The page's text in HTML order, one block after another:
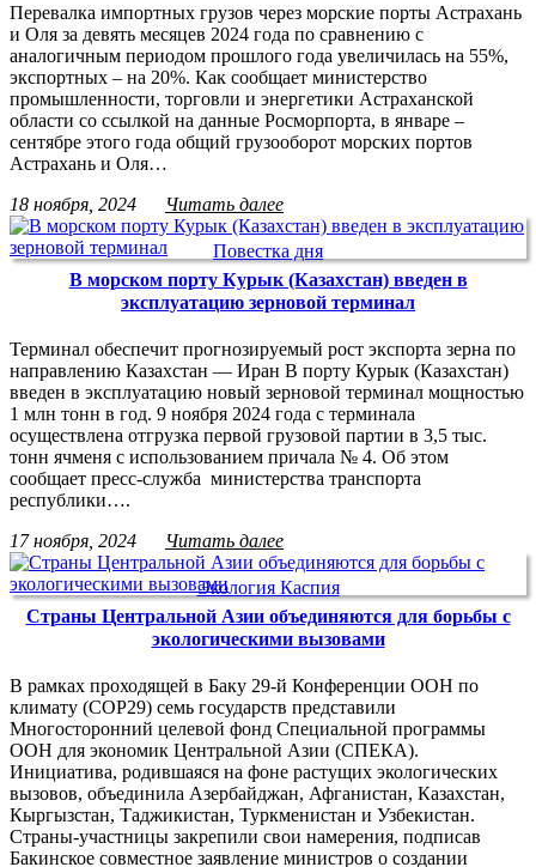
Перевалка импортных грузов через морские порты Астрахань
и Оля за девять месяцев 2024 года по сравнению с
аналогичным периодом прошлого года увеличилась на 55%,
экспортных – на 20%. Как сообщает министерство
промышленности, торговли и энергетики Астраханской
области со ссылкой на данные Росморпорта, в январе –
сентябре этого года общий грузооборот морских портов
Астрахань и Оля…
18 ноября, 2024
Читать далее
Повестка дня
В морском порту Курык (Казахстан) введен в
эксплуатацию зерновой терминал
Терминал обеспечит прогнозируемый рост экспорта зерна по
направлению Казахстан — Иран В порту Курык (Казахстан)
введен в эксплуатацию новый зерновой терминал мощностью
1 млн тонн в год. 9 ноября 2024 года с терминала
осуществлена отгрузка первой грузовой партии в 3,5 тыс.
тонн ячменя с использованием причала № 4. Об этом
сообщает пресс-служба министерства транспорта
республики….
17 ноября, 2024
Читать далее
Экология Каспия
Страны Центральной Азии объединяются для борьбы с
экологическими вызовами
В рамках проходящей в Баку 29-й Конференции ООН по
климату (COP29) семь государств представили
Многосторонний целевой фонд Специальной программы
ООН для экономик Центральной Азии (СПЕКА).
Инициатива, родившаяся на фоне растущих экологических
вызовов, объединила Азербайджан, Афганистан, Казахстан,
Кыргызстан, Таджикистан, Туркменистан и Узбекистан.
Страны-участницы закрепили свои намерения, подписав
Бакинское совместное заявление министров о создании